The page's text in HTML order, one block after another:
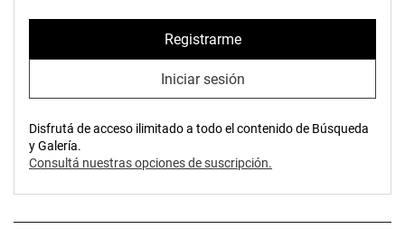
Registrarme
Iniciar sesión
Disfrutá de acceso ilimitado a todo el contenido de Búsqueda
y Galería.
Consultá nuestras opciones de suscripción.